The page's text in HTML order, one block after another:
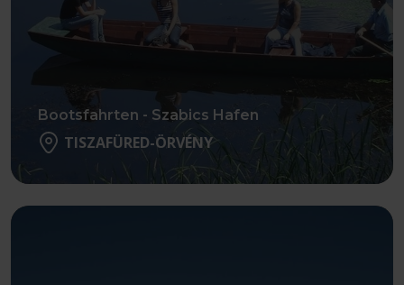
Bootsfahrten - Szabics Hafen
TISZAFÜRED-ÖRVÉNY